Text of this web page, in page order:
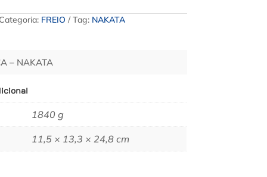
FREIO Tag: NAKATA
– NAKATA
1840 g
11,5 × 13,3 × 24,8 cm